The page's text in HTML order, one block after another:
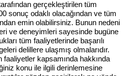
gerçekleştirilen tüm
sonuç odaklı olacağından ve tüm
emin olabilirsiniz. Bunun nedeni
ve deneyimleri sayesinde bugüne
tüm faaliyetlerinde başarılı
delillere ulaşmış olmalarıdır.
faaliyetler kapsamında hakkında
konu ile ilgili derinlemesine